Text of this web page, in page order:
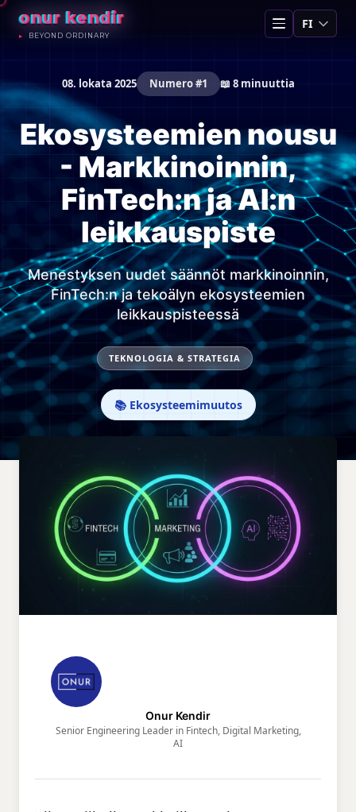
onur kendir
BEYOND ORDINARY
FI
08. lokata 2025 Numero #1 📖 8 minuuttia
Ekosysteemien nousu
- Markkinoinnin,
FinTech:n ja AI:n
leikkauspiste
Menestyksen uudet säännöt markkinoinnin,
FinTech:n ja tekoälyn ekosysteemien
leikkauspisteessä
TEKNOLOGIA & STRATEGIA
📚 Ekosysteemimuutos
Onur Kendir
Senior Engineering Leader in Fintech, Digital Marketing,
AI